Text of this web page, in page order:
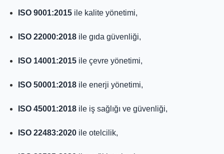
ISO 9001:2015 ile kalite yönetimi,
ISO 22000:2018 ile gıda güvenliği,
ISO 14001:2015 ile çevre yönetimi,
ISO 50001:2018 ile enerji yönetimi,
ISO 45001:2018 ile iş sağlığı ve güvenliği,
ISO 22483:2020 ile otelcilik,